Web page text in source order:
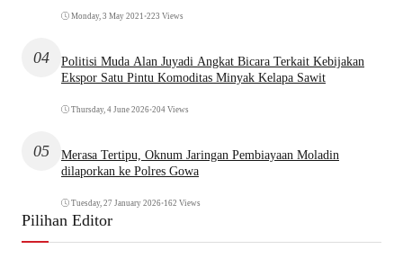
Monday, 3 May 2021 •223 Views
04
Politisi Muda Alan Juyadi Angkat Bicara Terkait Kebijakan
Ekspor Satu Pintu Komoditas Minyak Kelapa Sawit
Thursday, 4 June 2026•204 Views
05
Merasa Tertipu, Oknum Jaringan Pembiayaan Moladin
dilaporkan ke Polres Gowa
Tuesday, 27 January 2026•162 Views
Pilihan Editor